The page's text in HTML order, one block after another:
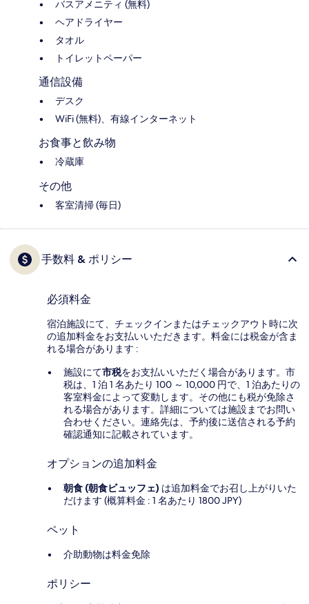
バスアメニティ (無料)
ヘアドライヤー
タオル
トイレットペーパー
通信設備
デスク
WiFi (無料)、有線インターネット
お食事と飲み物
冷蔵庫
その他
客室清掃 (毎日)
手数料 & ポリシー
必須料金
宿泊施設にて、チェックインまたはチェックアウト時に次
の追加料金をお支払いいただきます。料金には税金が含ま
れる場合があります :
施設にて市税をお支払いいただく場合があります。市
税は、1 泊 1 名あたり 100 ～ 10,000 円で、1 泊あたりの
客室料金によって変動します。その他にも税が免除さ
れる場合があります。詳細については施設までお問い
合わせください。連絡先は、予約後に送信される予約
確認通知に記載されています。
オプションの追加料金
朝食 (朝食ビュッフェ) は追加料金でお召し上がりいた
だけます (概算料金 : 1 名あたり 1800 JPY)
ペット
介助動物は料金免除
ポリシー